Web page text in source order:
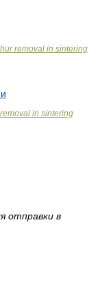
removal in sintering
in sintering
отправки в